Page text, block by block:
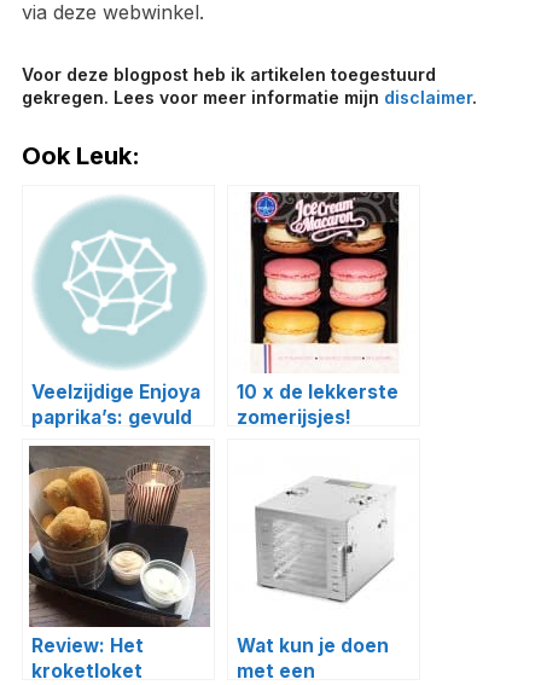
via deze webwinkel.
Voor deze blogpost heb ik artikelen toegestuurd
gekregen. Lees voor meer informatie mijn disclaimer.
Ook Leuk:
Veelzijdige Enjoya
paprika’s: gevuld
met risotto of in
een pastasalade
10 x de lekkerste
zomerijsjes!
Review: Het
kroketloket
Wat kun je doen
met een